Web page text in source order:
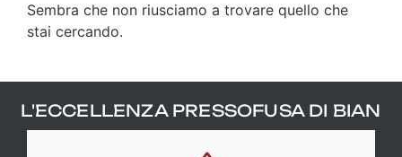
Sembra che non riusciamo a trovare quello che
stai cercando.
L'ECCELLENZA PRESSOFUSA DI BIAN